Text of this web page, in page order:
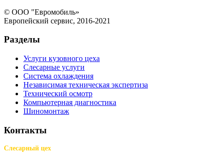
© ООО "Евромобиль»
Европейский сервис, 2016-2021
Разделы
Услуги кузовного цеха
Слесарные услуги
Система охлаждения
Независимая техническая экспертиза
Технический осмотр
Компьютерная диагностика
Шиномонтаж
Контакты
Слесарный цех